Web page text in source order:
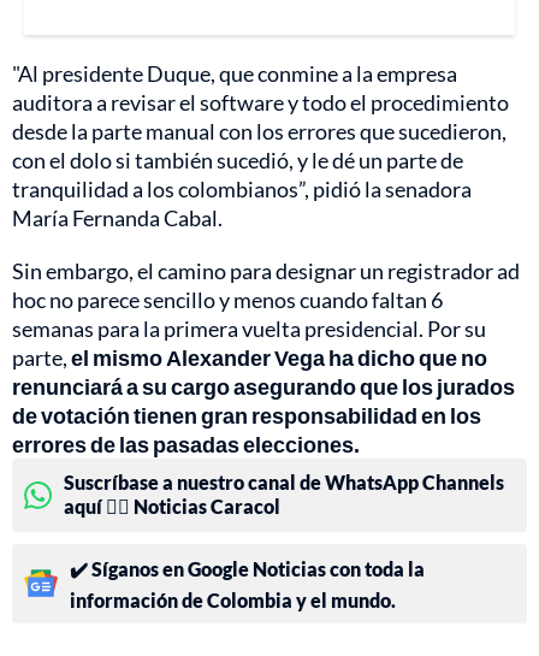
"Al presidente Duque, que conmine a la empresa
auditora a revisar el software y todo el procedimiento
desde la parte manual con los errores que sucedieron,
con el dolo si también sucedió, y le dé un parte de
tranquilidad a los colombianos”, pidió la senadora
María Fernanda Cabal.
Sin embargo, el camino para designar un registrador ad
hoc no parece sencillo y menos cuando faltan 6
semanas para la primera vuelta presidencial. Por su
parte,el mismo Alexander Vega ha dicho que no
renunciará a su cargo asegurando que los jurados
de votación tienen gran responsabilidad en los
errores de las pasadas elecciones.
Suscríbase a nuestro canal de WhatsApp Channels
aquí 👉🏻 Noticias Caracol
✔️ Síganos en Google Noticias con toda la
información de Colombia y el mundo.